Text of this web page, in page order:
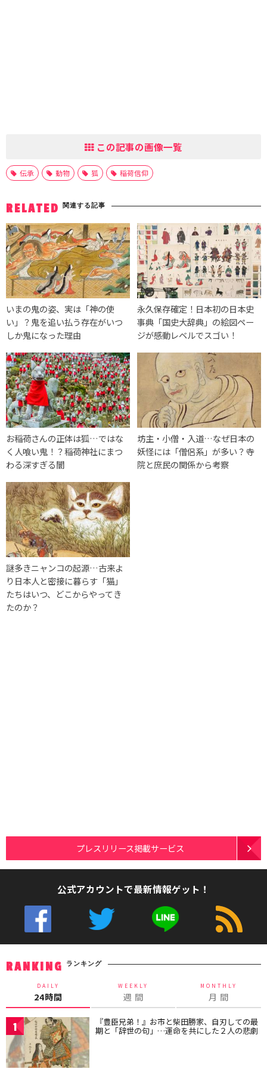
この記事の画像一覧
伝承 動物 狐 稲荷信仰
RELATED 関連する記事
いまの鬼の姿、実は「神の使
い」？鬼を追い払う存在がいつ
しか鬼になった理由
永久保存確定！日本初の日本史
事典「国史大辞典」の絵図ペー
ジが感動レベルでスゴい！
お稲荷さんの正体は狐…ではな
く人喰い鬼！？稲荷神社にまつ
わる深すぎる闇
坊主・小僧・入道…なぜ日本の
妖怪には「僧侶系」が多い？寺
院と庶民の関係から考察
謎多きニャンコの起源…古来よ
り日本人と密接に暮らす「猫」
たちはいつ、どこからやってき
たのか？
プレスリリース掲載サービス
公式アカウントで最新情報ゲット！
RANKING ランキング
DAILY
24時間
WEEKLY
週 間
MONTHLY
月 間
1 『豊臣兄弟！』お市と柴田勝家、自刃しての最
期と「辞世の句」…運命を共にした２人の悲劇